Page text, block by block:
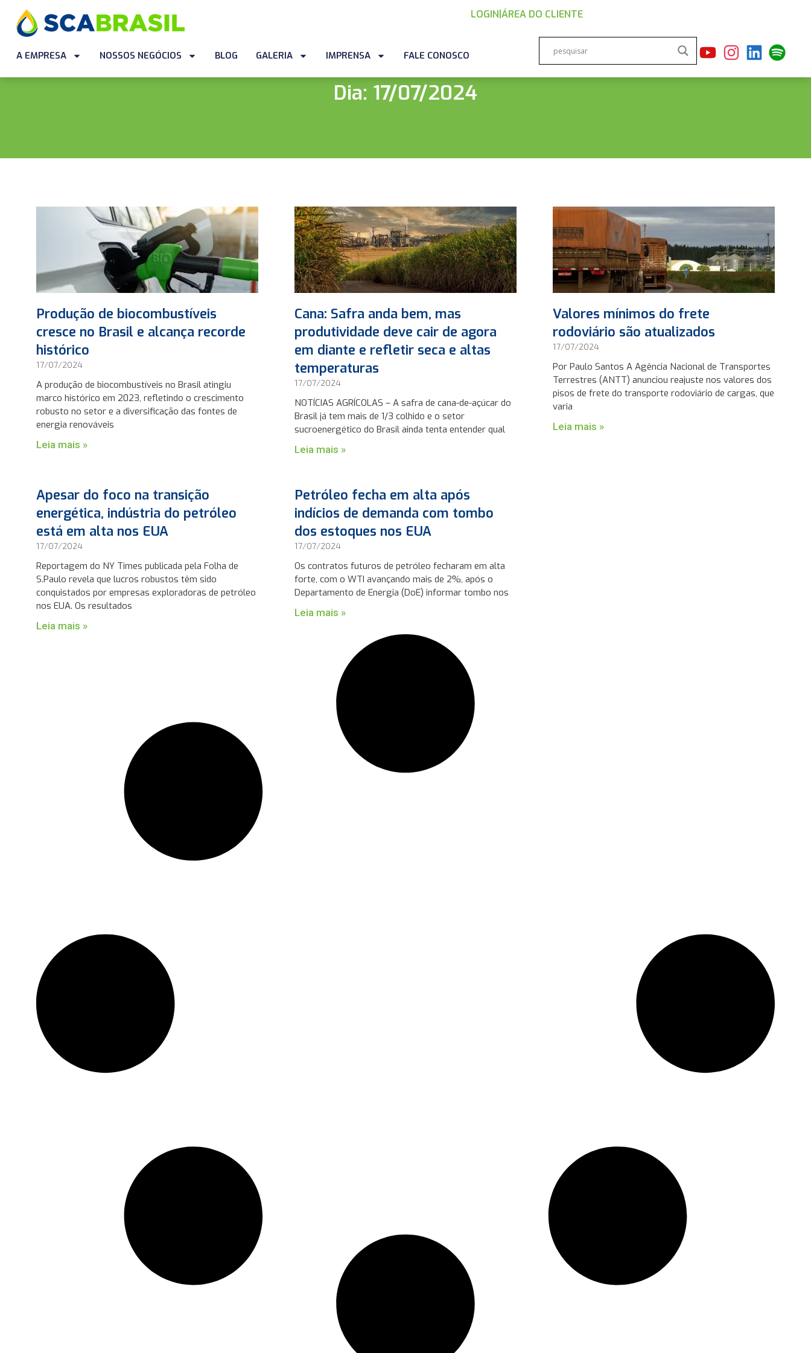
LOGIN |ÁREA DO CLIENTE
A EMPRESA NOSSOS NEGÓCIOS BLOG GALERIA IMPRENSA FALE CONOSCO
Dia: 17/07/2024
Produção de biocombustíveis
cresce no Brasil e alcança recorde
histórico
17/07/2024
A produção de biocombustíveis no Brasil atingiu
marco histórico em 2023, refletindo o crescimento
robusto no setor e a diversificação das fontes de
energia renováveis
Leia mais »
Cana: Safra anda bem, mas
produtividade deve cair de agora
em diante e refletir seca e altas
temperaturas
17/07/2024
NOTÍCIAS AGRÍCOLAS – A safra de cana-de-açúcar do
Brasil já tem mais de 1/3 colhido e o setor
sucroenergético do Brasil ainda tenta entender qual
Leia mais »
Valores mínimos do frete
rodoviário são atualizados
17/07/2024
Por Paulo Santos A Agência Nacional de Transportes
Terrestres (ANTT) anunciou reajuste nos valores dos
pisos de frete do transporte rodoviário de cargas, que
varia
Leia mais »
Apesar do foco na transição
energética, indústria do petróleo
está em alta nos EUA
17/07/2024
Reportagem do NY Times publicada pela Folha de
S.Paulo revela que lucros robustos têm sido
conquistados por empresas exploradoras de petróleo
nos EUA. Os resultados
Leia mais »
Petróleo fecha em alta após
indícios de demanda com tombo
dos estoques nos EUA
17/07/2024
Os contratos futuros de petróleo fecharam em alta
forte, com o WTI avançando mais de 2%, após o
Departamento de Energia (DoE) informar tombo nos
Leia mais »